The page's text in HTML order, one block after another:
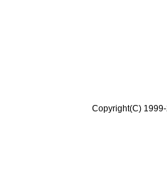
Copyright(C)